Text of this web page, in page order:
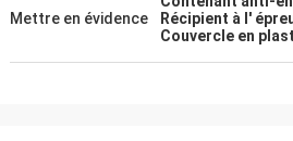
Mettre en évidence
Récipient à l'
Couvercle en